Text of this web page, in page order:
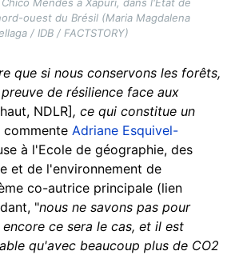
ouest du Brésil (Maria Magdalena
/ IDB / FACTSTORY)
que si nous conservons les forêts,
de résilience face aux
NDLR], ce qui constitue un
commente Adriane Esquivel-
à l'Ecole de géographie, des
et de l'environnement de
co-autrice principale (lien
"nous ne savons pas pour
ce sera le cas, et il est
qu'avec beaucoup plus de CO2